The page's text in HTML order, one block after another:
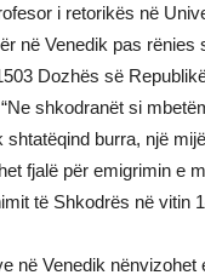
i retorikës në
në Venedik pas rënies
Dozhës së
shkodranët si
shtatëqind burra, një
fjalë për emigrimin e
të Shkodrës në vitin
në Venedik nënvizohet